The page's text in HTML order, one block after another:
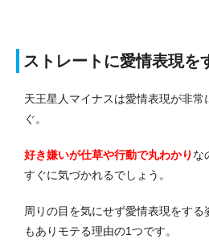
ストレートに愛情表現を
天王星人マイナスは愛情表現が非常
ぐ。
好き嫌いが仕草や行動で丸わかり な
すぐに気づかれるでしょう。
周りの目を気にせず愛情表現をす
もありモテる理由の1つです。